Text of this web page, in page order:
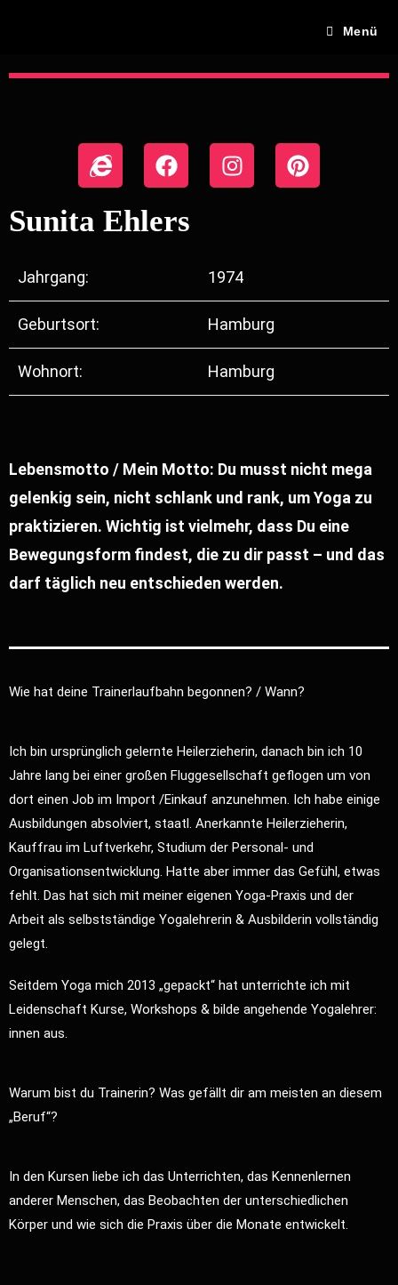
Menü
Sunita Ehlers
Jahrgang: 1974
Geburtsort: Hamburg
Wohnort: Hamburg
Lebensmotto / Mein Motto: Du musst nicht mega
gelenkig sein, nicht schlank und rank, um Yoga zu
praktizieren. Wichtig ist vielmehr, dass Du eine
Bewegungsform findest, die zu dir passt – und das
darf täglich neu entschieden werden.
Wie hat deine Trainerlaufbahn begonnen? / Wann?
Ich bin ursprünglich gelernte Heilerzieherin, danach bin ich 10
Jahre lang bei einer großen Fluggesellschaft geflogen um von
dort einen Job im Import /Einkauf anzunehmen. Ich habe einige
Ausbildungen absolviert, staatl. Anerkannte Heilerzieherin,
Kauffrau im Luftverkehr, Studium der Personal- und
Organisationsentwicklung. Hatte aber immer das Gefühl, etwas
fehlt. Das hat sich mit meiner eigenen Yoga-Praxis und der
Arbeit als selbstständige Yogalehrerin & Ausbilderin vollständig
gelegt.
Seitdem Yoga mich 2013 „gepackt“ hat unterrichte ich mit
Leidenschaft Kurse, Workshops & bilde angehende Yogalehrer:
innen aus.
Warum bist du Trainerin? Was gefällt dir am meisten an diesem
„Beruf“?
In den Kursen liebe ich das Unterrichten, das Kennenlernen
anderer Menschen, das Beobachten der unterschiedlichen
Körper und wie sich die Praxis über die Monate entwickelt.